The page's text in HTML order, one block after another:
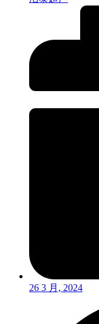
26 3 月, 2024